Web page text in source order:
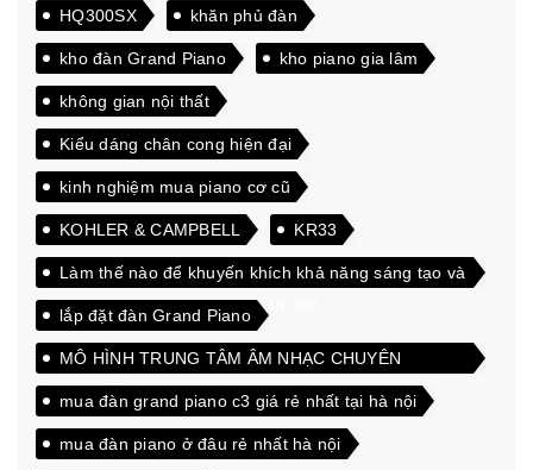
HQ300SX khăn phủ đàn
kho đàn Grand Piano kho piano gia lâm
không gian nội thất
Kiểu dáng chân cong hiện đại
kinh nghiệm mua piano cơ cũ
KOHLER & CAMPBELL KR33
Làm thế nào để khuyến khích khả năng sáng tạo và
đam mê học hỏi của các bạn nhỏ
lắp đặt đàn Grand Piano
MÔ HÌNH TRUNG TÂM ÂM NHẠC CHUYÊN
NGHIỆP
mua đàn grand piano c3 giá rẻ nhất tại hà nội
mua đàn piano ở đâu rẻ nhất hà nội